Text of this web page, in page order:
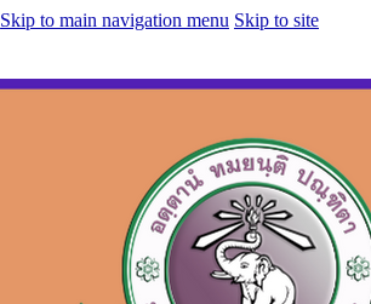
Skip to main navigation menu Skip to site